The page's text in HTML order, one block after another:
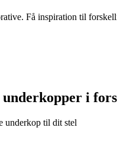
Få inspiration til
i
underkop til dit stel